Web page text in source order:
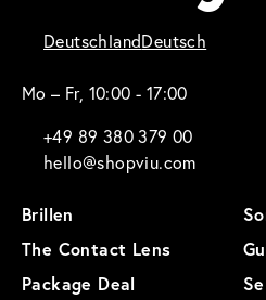
DeutschlandDeutsch
Mo – Fr, 10:00 - 17:00
+49 89 380 379 00
hello@shopviu.com
Brillen
The Contact Lens
Package Deal